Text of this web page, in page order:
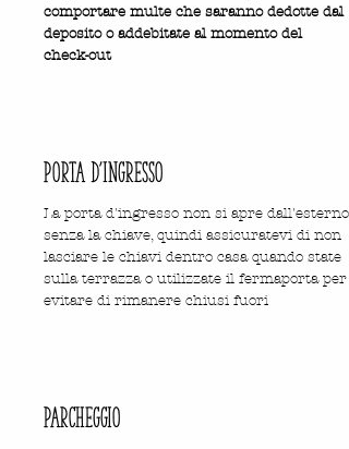
comportare multe che saranno dedotte dal
deposito o addebitate al momento del
check-out
porta d'ingresso
La porta d'ingresso non si apre dall'esterno
senza la chiave, quindi assicuratevi di non
lasciare le chiavi dentro casa quando state
sulla terrazza o utilizzate il fermaporta per
evitare di rimanere chiusi fuori
parcheggio